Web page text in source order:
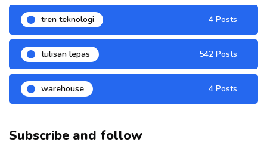
tren teknologi 4 Posts
tulisan lepas 542 Posts
warehouse 4 Posts
Subscribe and follow